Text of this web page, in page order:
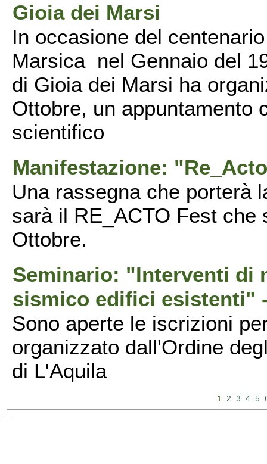
Gioia dei Marsi
In occasione del
Marsica nel Gennaio del
di Gioia dei Marsi ha
Ottobre, un appuntamento
scientifico
Manifestazione:
Una rassegna che porterà
sarà il RE_ACTO Fest
Ottobre.
Seminario: "Interventi di
sismico edifici esistenti"
Sono aperte le iscrizioni
organizzato dall'Ordine
di L'Aquila
1 2 3 4 5